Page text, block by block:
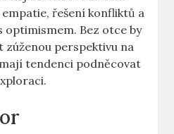
řešení konfliktů​ a‍
optimismem. Bez otce by
zúženou perspektivu na
tendenci podněcovat